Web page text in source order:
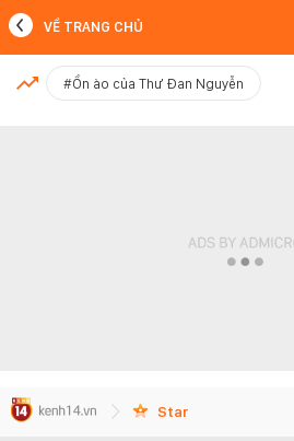
MỚI NHẤT
VỀ TRANG CHỦ
#Ồn ào của Thư Đan Nguyễn
Star